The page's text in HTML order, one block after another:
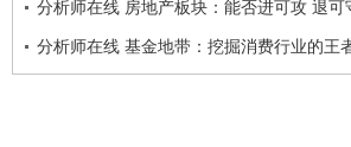
分析师在线 房地产板块：能否进可攻 退
分析师在线 基金地带：挖掘消费行业的王